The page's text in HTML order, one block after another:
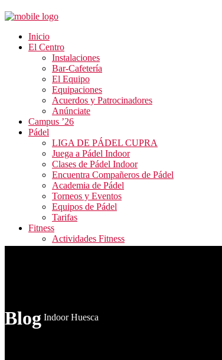
Inicio
El Centro
Instalaciones
Bar-Cafetería
El Equipo
Equipaciones
Acuerdos y Patrocinadores
Anúnciate
Campus ’26
Pádel
LIGA DE PÁDEL CUPRA
Juega a Pádel Indoor
Clases de Pádel Indoor
Encuentra Compañeros de Pádel
Academia de Pádel
Torneos y Eventos
Equipos de Pádel
Tarifas
Fitness
Actividades Fitness
Tarifas y Horarios
Blog Indoor Huesca